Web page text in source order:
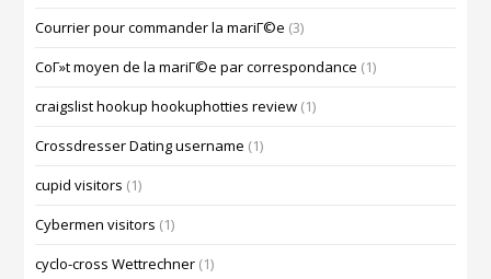
Courrier pour commander la mariГ©e (3)
CoГ»t moyen de la mariГ©e par correspondance (1)
craigslist hookup hookuphotties review (1)
Crossdresser Dating username (1)
cupid visitors (1)
Cybermen visitors (1)
cyclo-cross Wettrechner (1)